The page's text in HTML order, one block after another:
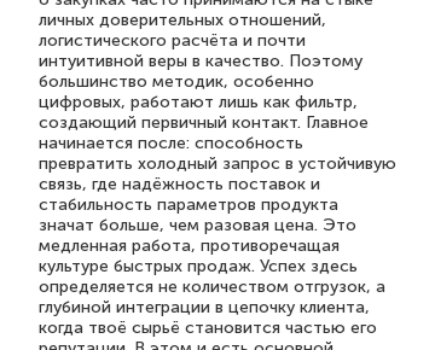
личных доверительных отношений,
логистического расчёта и почти
интуитивной веры в качество. Поэтому
большинство методик, особенно
цифровых, работают лишь как фильтр,
создающий первичный контакт. Главное
начинается после: способность
превратить холодный запрос в устойчивую
связь, где надёжность поставок и
стабильность параметров продукта
значат больше, чем разовая цена. Это
медленная работа, противоречащая
культуре быстрых продаж. Успех здесь
определяется не количеством отгрузок, а
глубиной интеграции в цепочку клиента,
когда твоё сырьё становится частью его